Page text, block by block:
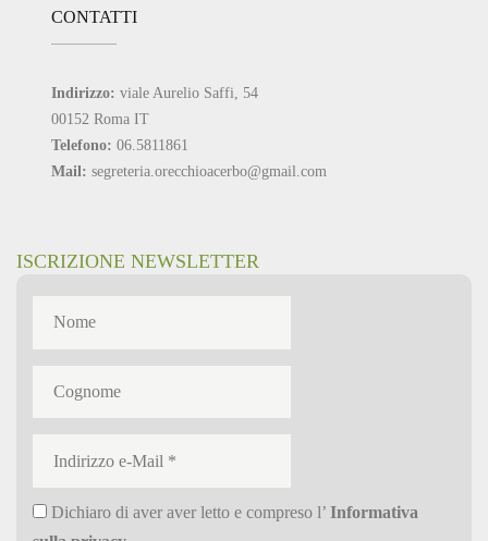
CONTATTI
Indirizzo: viale Aurelio Saffi, 54
00152 Roma IT
Telefono: 06.5811861
Mail: segreteria.orecchioacerbo@gmail.com
ISCRIZIONE NEWSLETTER
Dichiaro di aver aver letto e compreso l’ Informativa